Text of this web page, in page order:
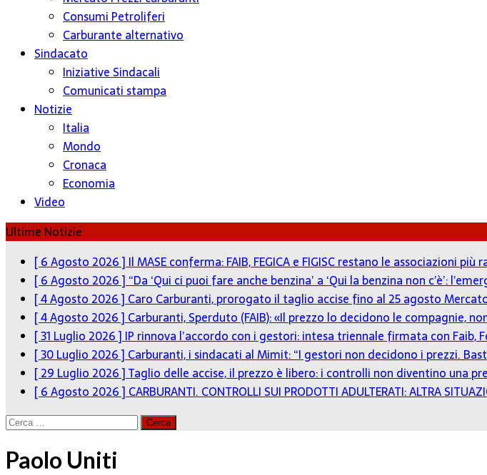
Consumi Petroliferi
Carburante alternativo
Sindacato
Iniziative Sindacali
Comunicati stampa
Notizie
Italia
Mondo
Cronaca
Economia
Video
Ultime Notizie
[ 6 Agosto 2026 ] Il MASE conferma: FAIB, FEGICA e FIGISC restano le associazioni
[ 6 Agosto 2026 ] “Da ‘Qui ci puoi fare anche benzina’ a ‘Qui la benzina non c’è’:
[ 4 Agosto 2026 ] Caro Carburanti, prorogato il taglio accise fino al 25 agosto
[ 4 Agosto 2026 ] Carburanti, Sperduto (FAIB): «Il prezzo lo decidono le compagnie,
[ 31 Luglio 2026 ] IP rinnova l’accordo con i gestori: intesa triennale firmata con Faib,
[ 30 Luglio 2026 ] Carburanti, i sindacati al Mimit: “I gestori non decidono i prezzi.
[ 29 Luglio 2026 ]Taglio delle accise, il prezzo è libero: i controlli non diventino una
[ 6 Agosto 2026 ] CARBURANTI. CONTROLLI SUI PRODOTTI ADULTERATI: ALTRA
Ricerca
Paolo Uniti